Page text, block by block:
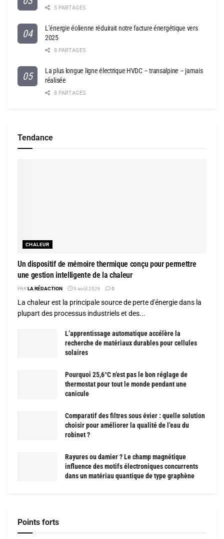
5 PARTAGES
L’énergie éolienne réduirait notre facture énergétique vers
2025
8 PARTAGES
La plus longue ligne électrique HVDC – transalpine – jamais
réalisée
8 PARTAGES
Tendance
CHALEUR
Un dispositif de mémoire thermique conçu pour permettre
une gestion intelligente de la chaleur
PAR LA RÉDACTION 9 août 2026 0
La chaleur est la principale source de perte d'énergie dans la
plupart des processus industriels et des...
L’apprentissage automatique accélère la
recherche de matériaux durables pour cellules
solaires
Pourquoi 25,6°C n’est pas le bon réglage de
thermostat pour tout le monde pendant une
canicule
Comparatif des filtres sous évier : quelle solution
choisir pour améliorer la qualité de l’eau du
robinet ?
Rayures ou damier ? Le champ magnétique
influence des motifs électroniques concurrents
dans un matériau quantique de type graphène
Points forts